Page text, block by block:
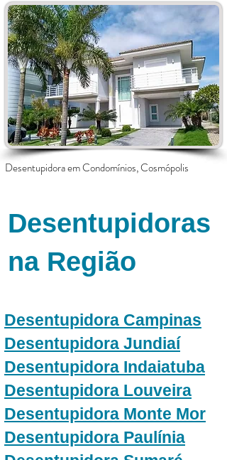
Desentupidora em Condomínios,Cosmópolis
Desentupidoras
na Região
​Desentupidora Campinas
Desentupidora Jundiaí
Desentupidora Indaiatuba
Desentupidora Louveira
Desentupidora Monte Mor
Desentupidora Paulínia